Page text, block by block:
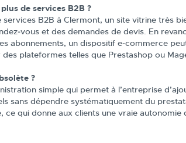
de services B2B ?
B2B à Clermont, un site vitrine très
et des demandes de devis. En
abonnements, un dispositif e‑commerce
plateformes telles que Prestashop ou
?
simple qui permet à l’entreprise
sans dépendre systématiquement du
ce qui donne aux clients une vraie